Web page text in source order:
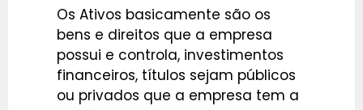
Os Ativos basicamente são os
bens e direitos que a empresa
possui e controla, investimentos
financeiros, títulos sejam públicos
ou privados que a empresa tem a